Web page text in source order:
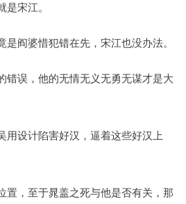
宋江。
阎婆惜犯错在先，宋江也没办法。
错误，他的无情无义无勇无谋才是大
用设计陷害好汉，逼着这些好汉上
置，至于晁盖之死与他是否有关，那